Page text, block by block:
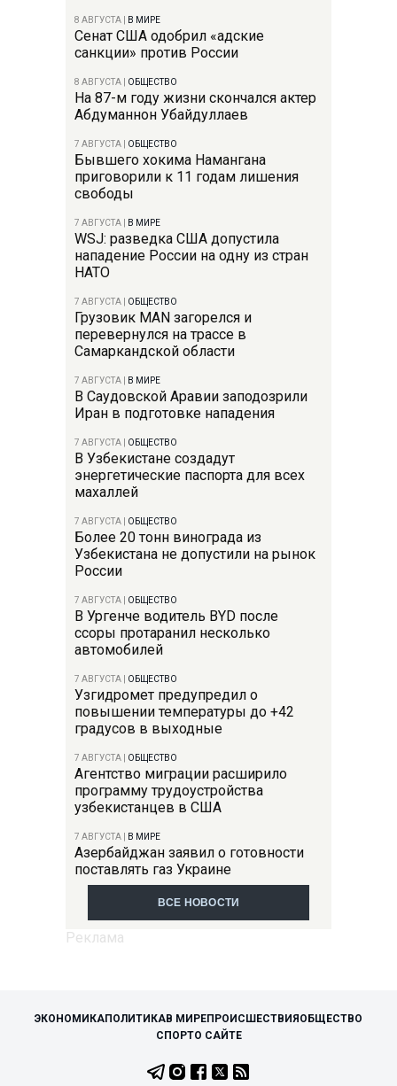
8 АВГУСТА В МИРЕ
Сенат США одобрил «адские
санкции» против России
8 АВГУСТА ОБЩЕСТВО
На 87-м году жизни скончался актер
Абдуманнон Убайдуллаев
7 АВГУСТА ОБЩЕСТВО
Бывшего хокима Намангана
приговорили к 11 годам лишения
свободы
7 АВГУСТА В МИРЕ
WSJ: разведка США допустила
нападение России на одну из стран
НАТО
7 АВГУСТА ОБЩЕСТВО
Грузовик MAN загорелся и
перевернулся на трассе в
Самаркандской области
7 АВГУСТА В МИРЕ
В Саудовской Аравии заподозрили
Иран в подготовке нападения
7 АВГУСТА ОБЩЕСТВО
В Узбекистане создадут
энергетические паспорта для всех
махаллей
7 АВГУСТА ОБЩЕСТВО
Более 20 тонн винограда из
Узбекистана не допустили на рынок
России
7 АВГУСТА ОБЩЕСТВО
В Ургенче водитель BYD после
ссоры протаранил несколько
автомобилей
7 АВГУСТА ОБЩЕСТВО
Узгидромет предупредил о
повышении температуры до +42
градусов в выходные
7 АВГУСТА ОБЩЕСТВО
Агентство миграции расширило
программу трудоустройства
узбекистанцев в США
7 АВГУСТА В МИРЕ
Азербайджан заявил о готовности
поставлять газ Украине
ВСЕ НОВОСТИ
ЭКОНОМИКАПОЛИТИКАВ МИРЕПРОИСШЕСТВИЯОБЩЕСТВО
СПОРТО САЙТЕ